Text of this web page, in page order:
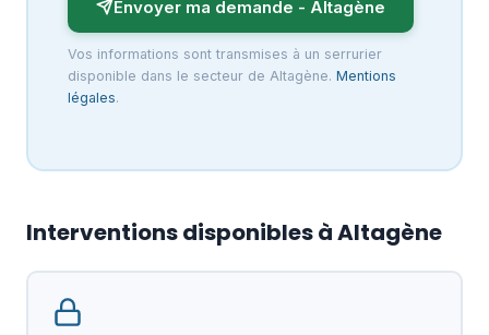
Envoyer ma demande - Altagène
Vos informations sont transmises à un serrurier
disponible dans le secteur de Altagène. Mentions
légales.
Interventions disponibles à Altagène